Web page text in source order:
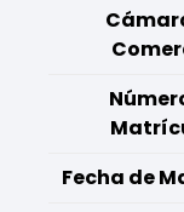
Fecha de